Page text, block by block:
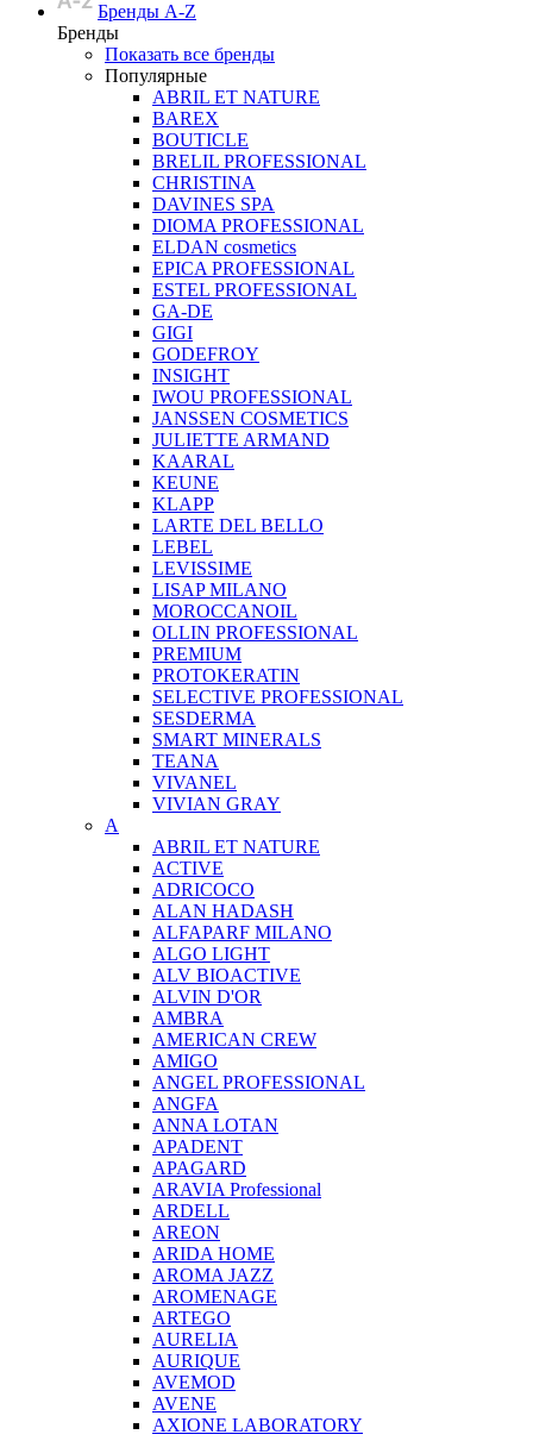
Бренды A-Z
Бренды
Показать все бренды
Популярные
ABRIL ET NATURE
BAREX
BOUTICLE
BRELIL PROFESSIONAL
CHRISTINA
DAVINES SPA
DIOMA PROFESSIONAL
ELDAN cosmetics
EPICA PROFESSIONAL
ESTEL PROFESSIONAL
GA-DE
GIGI
GODEFROY
INSIGHT
IWOU PROFESSIONAL
JANSSEN COSMETICS
JULIETTE ARMAND
KAARAL
KEUNE
KLAPP
LARTE DEL BELLO
LEBEL
LEVISSIME
LISAP MILANO
MOROCCANOIL
OLLIN PROFESSIONAL
PREMIUM
PROTOKERATIN
SELECTIVE PROFESSIONAL
SESDERMA
SMART MINERALS
TEANA
VIVANEL
VIVIAN GRAY
A
ABRIL ET NATURE
ACTIVE
ADRICOCO
ALAN HADASH
ALFAPARF MILANO
ALGO LIGHT
ALV BIOACTIVE
ALVIN D'OR
AMBRA
AMERICAN CREW
AMIGO
ANGEL PROFESSIONAL
ANGFA
ANNA LOTAN
APADENT
APAGARD
ARAVIA Professional
ARDELL
AREON
ARIDA HOME
AROMA JAZZ
AROMENAGE
ARTEGO
AURELIA
AURIQUE
AVEMOD
AVENE
AXIONE LABORATORY